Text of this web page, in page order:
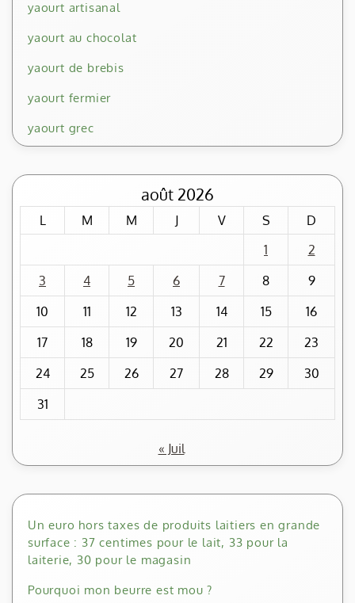
yaourt artisanal
yaourt au chocolat
yaourt de brebis
yaourt fermier
yaourt grec
août 2026
L M M J V S
D
1
2
3
4 5 6 7 8
9
10
11 12 13 14 15
16
17
18 19 20 21 22
23
24
25 26 27 28 29
30
31
« Juil
Un euro hors taxes de produits laitiers en grande
surface : 37 centimes pour le lait, 33 pour la
laiterie, 30 pour le magasin
Pourquoi mon beurre est mou ?